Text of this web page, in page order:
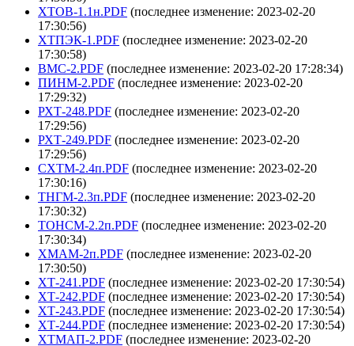
ХТОВ-1.1н.PDF (последнее изменение: 2023-02-20
17:30:56)
ХТПЭК-1.PDF (последнее изменение: 2023-02-20
17:30:58)
ВМС-2.PDF (последнее изменение: 2023-02-20 17:28:34)
ПИНМ-2.PDF (последнее изменение: 2023-02-20
17:29:32)
РХТ-248.PDF (последнее изменение: 2023-02-20
17:29:56)
РХТ-249.PDF (последнее изменение: 2023-02-20
17:29:56)
СХТМ-2.4п.PDF (последнее изменение: 2023-02-20
17:30:16)
ТНГМ-2.3п.PDF (последнее изменение: 2023-02-20
17:30:32)
ТОНСМ-2.2п.PDF (последнее изменение: 2023-02-20
17:30:34)
ХМАМ-2п.PDF (последнее изменение: 2023-02-20
17:30:50)
ХТ-241.PDF (последнее изменение: 2023-02-20 17:30:54)
ХТ-242.PDF (последнее изменение: 2023-02-20 17:30:54)
ХТ-243.PDF (последнее изменение: 2023-02-20 17:30:54)
ХТ-244.PDF (последнее изменение: 2023-02-20 17:30:54)
ХТМАП-2.PDF (последнее изменение: 2023-02-20